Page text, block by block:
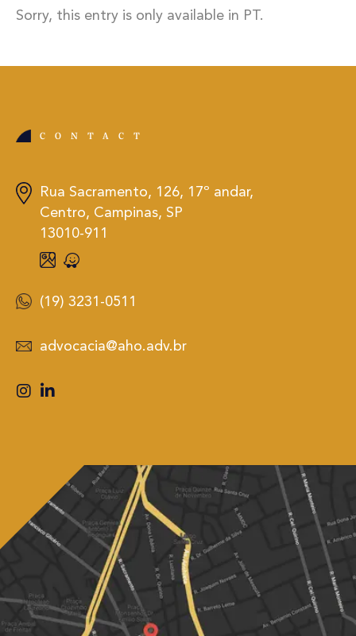
Sorry, this entry is only available in PT.
CONTACT
Rua Sacramento, 126, 17º andar,
Centro, Campinas, SP
13010-911
(19) 3231-0511
advocacia@aho.adv.br